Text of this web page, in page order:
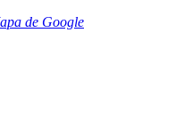
de Google